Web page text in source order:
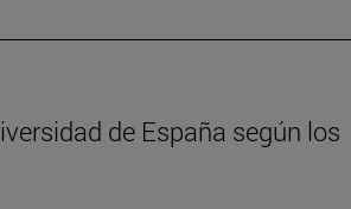
de España según los